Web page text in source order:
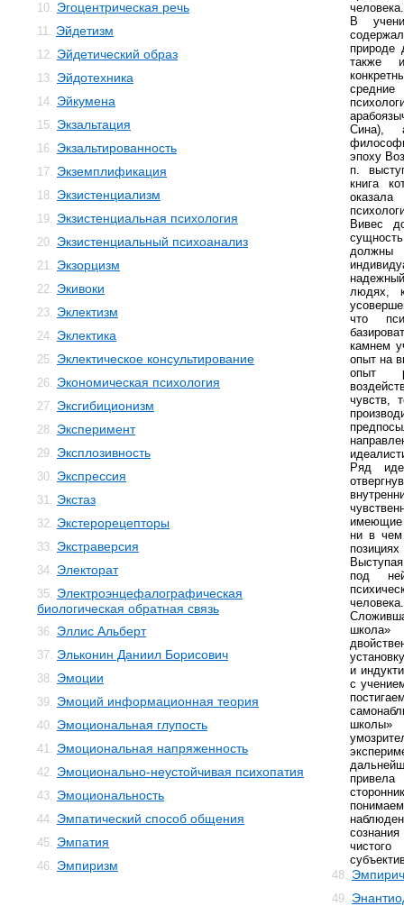
10. Эгоцентрическая речь
11. Эйдетизм
12. Эйдетический образ
13. Эйдотехника
14. Эйкумена
15. Экзальтация
16. Экзальтированность
17. Экземплификация
18. Экзистенциализм
19. Экзистенциальная психология
20. Экзистенциальный психоанализ
21. Экзорцизм
22. Экивоки
23. Эклектизм
24. Эклектика
25. Эклектическое консультирование
26. Экономическая психология
27. Эксгибиционизм
28. Эксперимент
29. Эксплозивность
30. Экспрессия
31. Экстаз
32. Экстерорецепторы
33. Экстраверсия
34. Электорат
35. Электроэнцефалографическая
биологическая обратная связь
36. Эллис Альберт
37. Эльконин Даниил Борисович
38. Эмоции
39. Эмоций информационная теория
40. Эмоциональная глупость
41. Эмоциональная напряженность
42. Эмоционально-неустойчивая психопатия
43. Эмоциональность
44. Эмпатический способ общения
45. Эмпатия
46. Эмпиризм
человека.
В
природе
также
Сина),
эпоху
п.
книга
Вивес
должны
людях,
что
камнем
опыт на
опыт
чувств,
Ряд
имеющие
ни в чем
под ней
человека.
и
с
48.
49.